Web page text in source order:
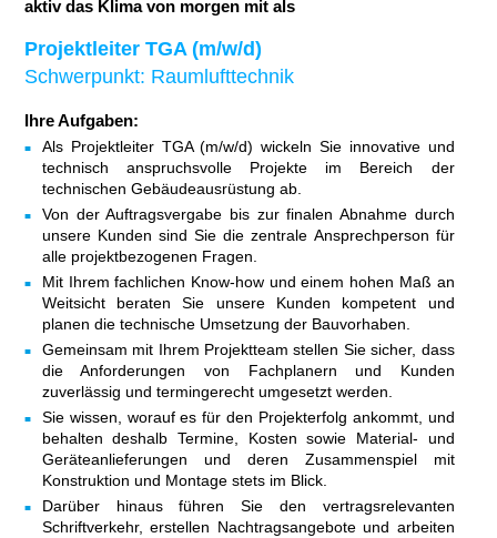
aktiv das Klima von morgen mit als
Projektleiter TGA (m/w/d)
Schwerpunkt: Raumlufttechnik
Ihre Aufgaben:
Als Projektleiter TGA (m/w/d) wickeln Sie innovative und
technisch anspruchsvolle Projekte im Bereich der
technischen Gebäudeausrüstung ab.
Von der Auftragsvergabe bis zur finalen Abnahme durch
unsere Kunden sind Sie die zentrale Ansprechperson für
alle projektbezogenen Fragen.
Mit Ihrem fachlichen Know-how und einem hohen Maß an
Weitsicht beraten Sie unsere Kunden kompetent und
planen die technische Umsetzung der Bauvorhaben.
Gemeinsam mit Ihrem Projektteam stellen Sie sicher, dass
die Anforderungen von Fachplanern und Kunden
zuverlässig und termingerecht umgesetzt werden.
Sie wissen, worauf es für den Projekterfolg ankommt, und
behalten deshalb Termine, Kosten sowie Material- und
Geräteanlieferungen und deren Zusammenspiel mit
Konstruktion und Montage stets im Blick.
Darüber hinaus führen Sie den vertragsrelevanten
Schriftverkehr, erstellen Nachtragsangebote und arbeiten